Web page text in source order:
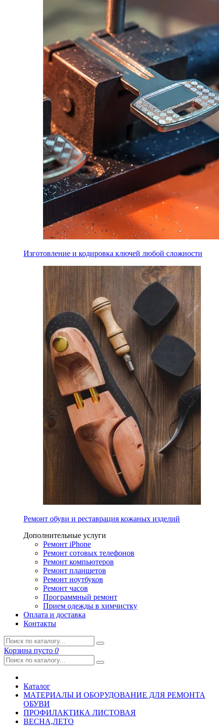
Изготовление и кодировка ключей любой сложности
Ремонт обуви и реставрация кожаных изделий
Дополнительные услуги
Ремонт iPhone
Ремонт сотовых телефонов
Ремонт компьютеров
Ремонт планшетов
Ремонт ноутбуков
Ремонт часов
Программный ремонт
Прием одежды в химчистку
Оплата и доставка
Контакты
Корзина пусто 0
Каталог
МАТЕРИАЛЫ И ОБОРУДОВАНИЕ ДЛЯ РЕМОНТА
ОБУВИ
ПРОФИЛАКТИКА ЛИСТОВАЯ
ВЕСНА,ЛЕТО